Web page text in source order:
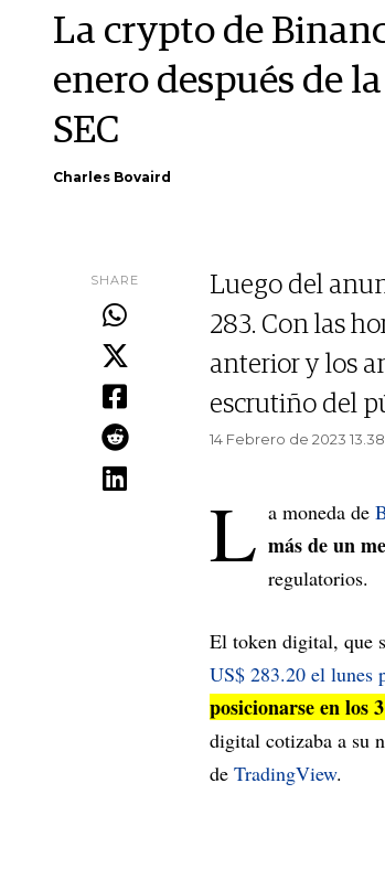
La crypto de
enero después de
SEC
Charles Bovaird
SHARE
Luego del
283. Con las
anterior y los
escrutiño del
14 Febrero de 2023 13.38
L a moneda de
más de un
regulatorios.
El token digital, que
US$ 283.20 el lunes
posicionarse en los
digital cotizaba a su
de TradingView.